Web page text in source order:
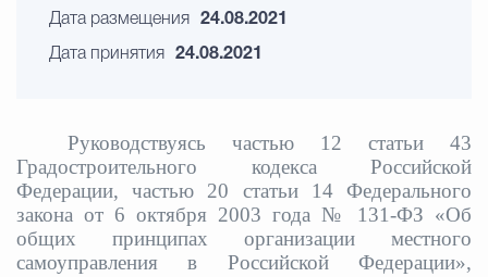
Дата размещения 24.08.2021
Дата принятия 24.08.2021
Руководствуясь частью 12 статьи 43
Градостроительного кодекса Российской
Федерации, частью 20 статьи 14 Федерального
закона от 6 октября 2003 года № 131-ФЗ «Об
общих принципах организации местного
самоуправления в Российской Федерации»,